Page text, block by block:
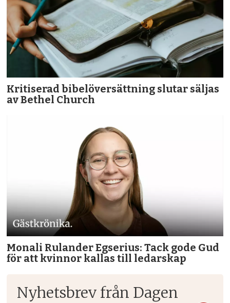
Kritiserad bibelöversättning slutar säljas
av Bethel Church
Monali Rulander Egserius: Tack gode Gud
för att kvinnor kallas till ledarskap
Nyhetsbrev från Dagen